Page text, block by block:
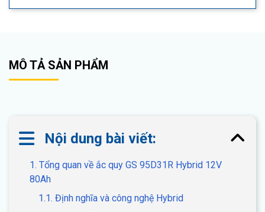
MÔ TẢ SẢN PHẨM
Nội dung bài viết:
1. Tổng quan về ắc quy GS 95D31R Hybrid 12V
80Ah
1.1. Định nghĩa và công nghệ Hybrid